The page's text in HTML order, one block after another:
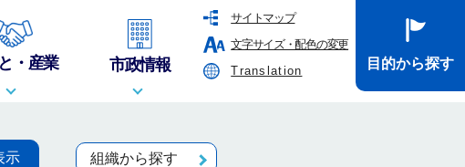
サイトマップ
文字サイズ・配色の変更
Translation
・産業 市政情報 目的から探す
組織から探す